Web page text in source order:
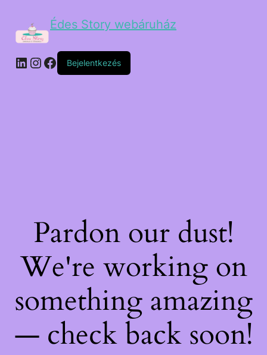
Édes Story webáruház
Bejelentkezés
Pardon our dust!
We're working on
something amazing
— check back soon!